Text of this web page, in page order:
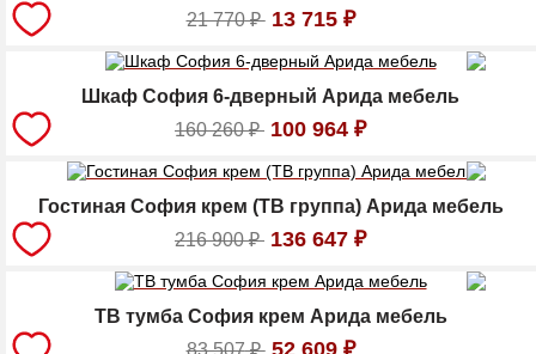
21 770₽ 13 715 ₽
Шкаф София 6-дверный Арида мебель
160 260₽ 100 964 ₽
Гостиная София крем (ТВ группа) Арида мебель
216 900₽ 136 647 ₽
ТВ тумба София крем Арида мебель
83 507₽ 52 609 ₽